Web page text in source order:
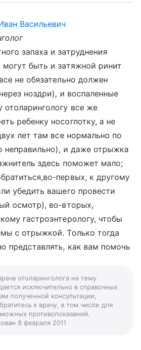
Васильевич
запаха и затруднения
быть и затяжной ринит
не обязательно должен
ноздри), и воспаленные
все же
ребенку носоглотку, а не
лет там все нормально по
неправильно), и даже отрыжка
здесь поможет мало;
первых, к другому
убедить вашего провести
осмотр), во-вторых,
гастроэнтерологу, чтобы
с отрыжкой. Только тогда
представлять, как вам помочь
отоларинголога на тему
исключительно в справочных
полученной консультации,
к врачу, в том числе для
противопоказаний.
8 февраля 2011